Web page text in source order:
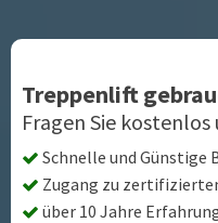
Treppenlift
Fragen Sie
Schnelle und Günstige
Zugang zu
über 10 Jahre